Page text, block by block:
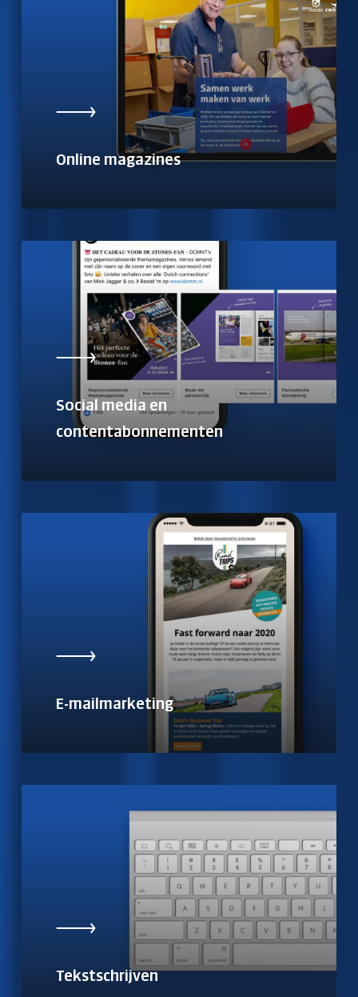
Online magazines
Social media en
contentabonnementen
E-mailmarketing
Tekstschrijven